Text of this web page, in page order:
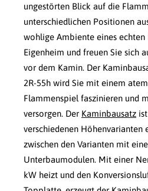
ungestörten Blick auf die
unterschiedlichen Positionen
wohlige Ambiente eines echten
Eigenheim und freuen Sie sich
vor dem Kamin. Der
2R-55h wird Sie mit einem
Flammenspiel faszinieren und
versorgen. Der Kaminbausatz
verschiedenen Höhenvarianten
zwischen den Varianten mit
Unterbaumodulen. Mit einer
kW heizt und den